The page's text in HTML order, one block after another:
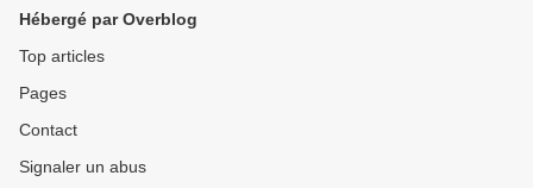
Hébergé par Overblog
Top articles
Pages
Contact
Signaler un abus